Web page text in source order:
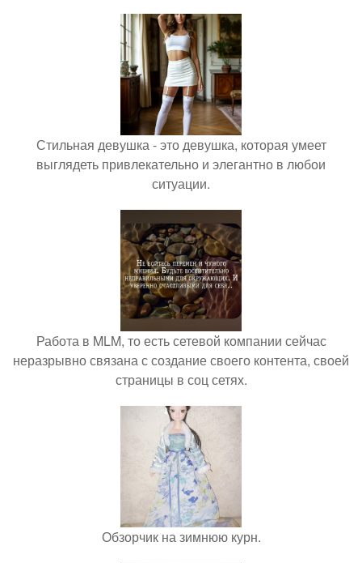
Стильная девушка - это девушка, которая умеет
выглядеть привлекательно и элегантно в любои
ситуации.
Работа в MLM, то есть сетевой компании сейчас
неразрывно связана с создание своего контента, своей
страницы в соц сетях.
Обзорчик на зимнюю курн.